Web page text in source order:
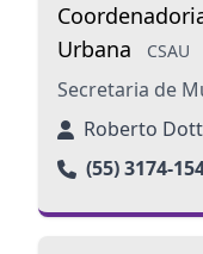
Urbana
CSAU
Secretaria de
Roberto
(55) 3174-